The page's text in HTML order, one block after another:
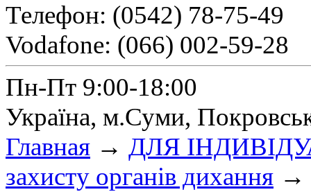
Телефон: (0542) 78-75-49
Vodafone: (066) 002-59-28
Пн-Пт 9:00-18:00
Україна, м.Суми,
Главная → ДЛЯ
захисту органів дихання →